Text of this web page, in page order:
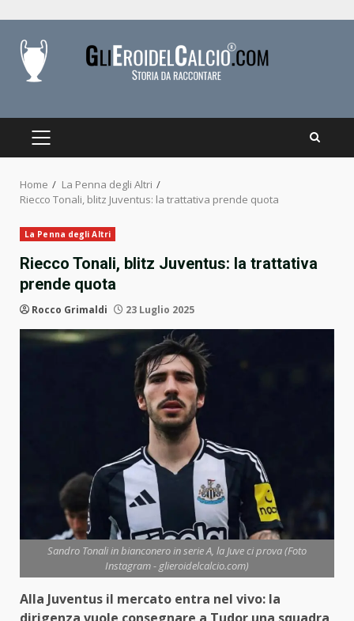
content
PRIMARY
Home
La Penna degli Altri
Riecco Tonali, blitz Juventus: la trattativa prende quota
La Penna degli Altri
Riecco Tonali, blitz Juventus: la trattativa
prende quota
Rocco Grimaldi 23 Luglio 2025
Sandro Tonali in bianconero in serie A, la Juve ci prova (Foto
Instagram - glieroidelcalcio.com)
Alla Juventus il mercato entra nel vivo: la